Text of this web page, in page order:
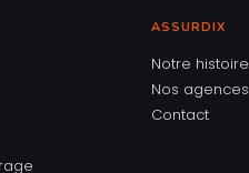
ASSURDIX
Notre histoire
Nos agences
Contact